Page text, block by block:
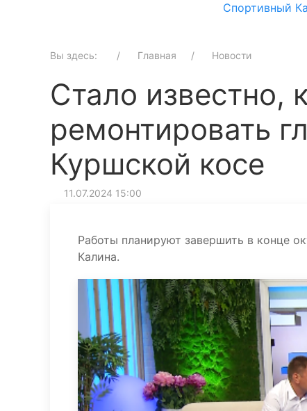
Спортивный
Вы здесь: Главная Новости
Стало известно,
ремонтировать
Куршской косе
11.07.2024 15:00
Работы планируют завершить в конце
Калина.